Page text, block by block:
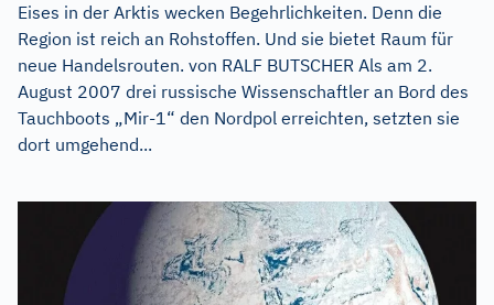
Eises in der Arktis wecken Begehrlichkeiten. Denn die
Region ist reich an Rohstoffen. Und sie bietet Raum für
neue Handelsrouten. von RALF BUTSCHER Als am 2.
August 2007 drei russische Wissenschaftler an Bord des
Tauchboots „Mir-1“ den Nordpol erreichten, setzten sie
dort umgehend...